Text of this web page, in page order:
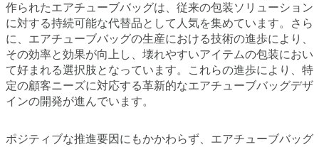
作られたエアチューブバッグは、従来の包装ソリューション
に対する持続可能な代替品として人気を集めています。さら
に、エアチューブバッグの生産における技術の進歩により、
その効率と効果が向上し、壊れやすいアイテムの包装におい
て好まれる選択肢となっています。これらの進歩により、特
定の顧客ニーズに対応する革新的なエアチューブバッグデザ
インの開発が進んでいます。
ポジティブな推進要因にもかかわらず、エアチューブバッグ